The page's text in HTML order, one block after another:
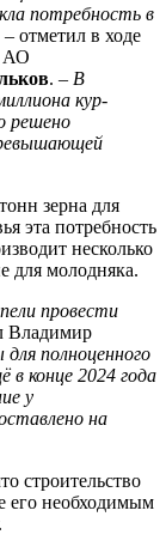
потребность в
– отметил в ходе
АО
. – В
кур-
решено
зерна для
эта потребность
несколько
для молодняка.
провести
Владимир
полноценного
в конце 2024 года
у
на
строительство
его необходимым